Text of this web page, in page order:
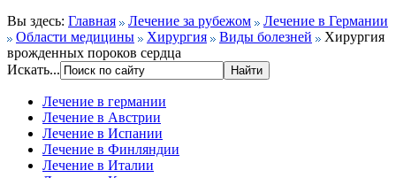
Вы здесь: Главная Лечение за рубежом
Лечение в Германии
Области медицины
Хирургия Виды болезней
Хирургия
врожденных пороков сердца
Искать...
Лечение в германии
Лечение в Австрии
Лечение в Испании
Лечение в Финляндии
Лечение в Италии